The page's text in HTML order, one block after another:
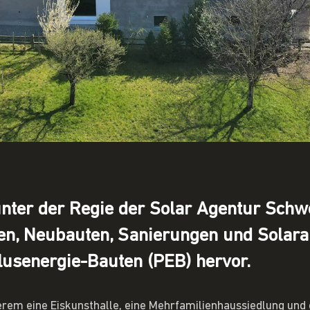
der Regie der Solar Agentur
Neubauten, Sanierungen und
Bauten (PEB) hervor.
eine Eiskunsthalle, eine Mehrfamilienhaussiedlung und